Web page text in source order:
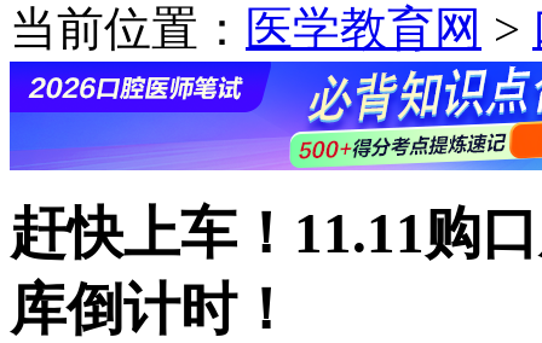
当前位置： 医学教育网 >
赶快上车！11.11购
库倒计时！